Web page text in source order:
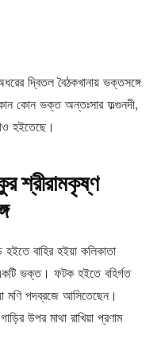
দ্বিতল বৈঠকখানায় ভক্তসঙ্গে
কোন ভক্ত অন্তঃসার ফল্গুনদী,
হইতেছে।
শ্রীরামকৃষ্ণ
হইতে বাহির হইয়া কলিকাতা
ভক্ত। ফটক হইতে বহির্গত
মণি পদব্রজে আসিতেছেন।
উপর মাথা রাখিয়া প্রণাম